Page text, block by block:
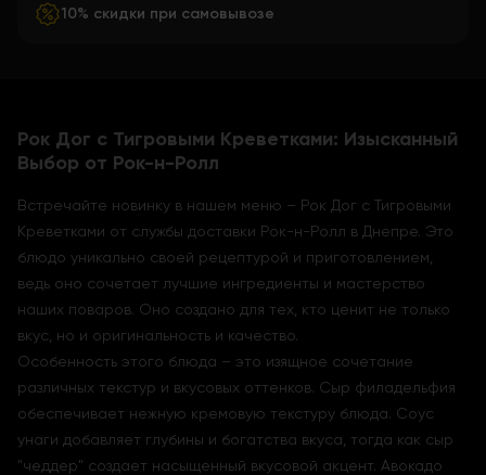
10% скидки при самовывозе
Рок Дог с Тигровыми Креветками: Изысканный
Выбор от Рок-н-Ролл
Встречайте новинку в нашем меню – Рок Дог с Тигровыми
Креветками от службы доставки Рок-н-Ролл в Днепре. Это
блюдо уникально своей рецептурой и приготовлением,
ведь оно сочетает лучшие ингредиенты и мастерство
наших поваров. Оно создано для тех, кто ценит не только
вкус, но и оригинальность и качество.
Особенность этого блюда – это изящное сочетание
различных текстур и вкусовых оттенков. Сыр филадельфия
обеспечивает нежную кремовую текстуру блюда. Соус
унаги добавляет глубины и богатства вкуса, тогда как сыр
"чеддер" создает насыщенный вкусовой акцент. Авокадо